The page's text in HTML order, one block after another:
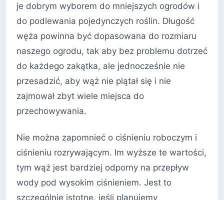
je dobrym wyborem do mniejszych ogrodów i
do podlewania pojedynczych roślin. Długość
węża powinna być dopasowana do rozmiaru
naszego ogrodu, tak aby bez problemu dotrzeć
do każdego zakątka, ale jednocześnie nie
przesadzić, aby wąż nie plątał się i nie
zajmował zbyt wiele miejsca do
przechowywania.
Nie można zapomnieć o ciśnieniu roboczym i
ciśnieniu rozrywającym. Im wyższe te wartości,
tym wąż jest bardziej odporny na przepływ
wody pod wysokim ciśnieniem. Jest to
szczególnie istotne, jeśli planujemy